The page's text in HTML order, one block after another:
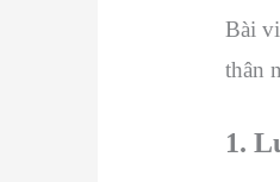
Bài
thân
1.